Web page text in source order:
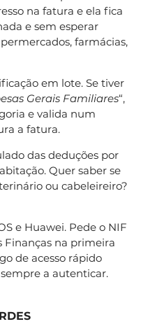
na fatura e ela fica
e sem esperar
farmácias,
em lote. Se tiver
Gerais Familiares“,
e valida num
a fatura.
das deduções por
Quer saber se
ou cabeleireiro?
e Huawei. Pede o NIF
Finanças na primeira
de acesso rápido
a autenticar.